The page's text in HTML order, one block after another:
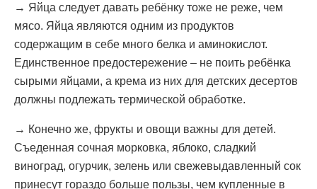
→ Яйца следует давать ребёнку тоже не реже, чем
мясо. Яйца являются одним из продуктов
содержащим в себе много белка и аминокислот.
Единственное предостережение – не поить ребёнка
сырыми яйцами, а крема из них для детских десертов
должны подлежать термической обработке.
→ Конечно же, фрукты и овощи важны для детей.
Съеденная сочная морковка, яблоко, сладкий
виноград, огурчик, зелень или свежевыдавленный сок
принесут гораздо больше пользы, чем купленные в